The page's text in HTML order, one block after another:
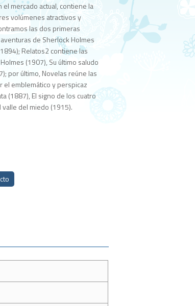
mercado actual, contiene la
volúmenes atractivos y
las dos primeras
de Sherlock Holmes
Relatos2 contiene las
(1907), Su último saludo
por último, Novelas reúne las
el emblemático y perspicaz
(1887), El signo de los cuatro
del miedo (1915).